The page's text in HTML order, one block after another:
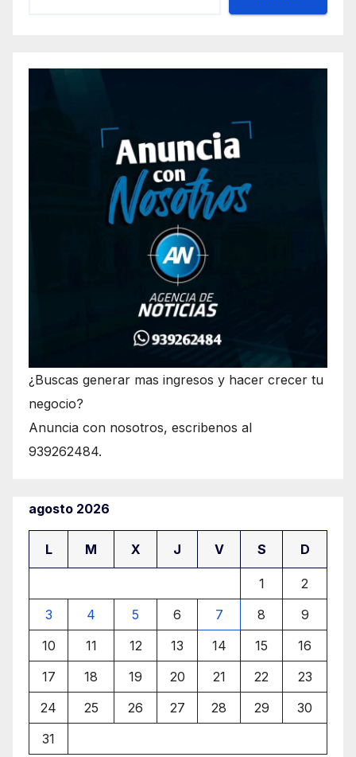
¿Buscas generar mas ingresos y hacer crecer tu
negocio?
Anuncia con nosotros, escribenos al
939262484.
agosto 2026
L M X J V S D
1
2
3
4 5 6 7 8
9
10
11 12 13 14 15
16
17
18 19 20 21 22
23
24
25 26 27 28 29
30
31